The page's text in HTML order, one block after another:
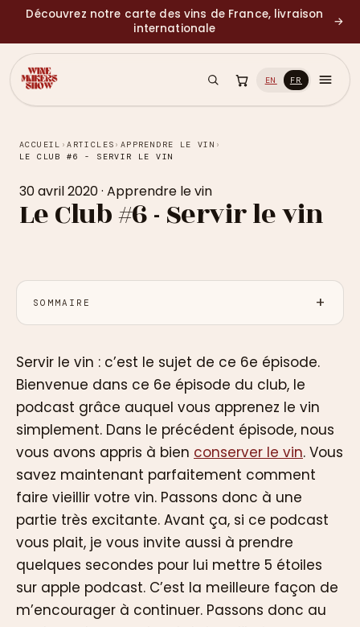
Découvrez notre carte des vins de France, livraison
internationale
→
EN FR
ACCUEIL ›ARTICLES › APPRENDRE LE VIN ›
LE CLUB #6 - SERVIR LE VIN
30 avril 2020· Apprendre le vin
Le Club #6 - Servir le vin
SOMMAIRE
Servir le vin : c’est le sujet de ce 6e épisode.
Bienvenue dans ce 6e épisode du club, le
podcast grâce auquel vous apprenez le vin
simplement. Dans le précédent épisode, nous
vous avons appris à bien conserver le vin. Vous
savez maintenant parfaitement comment
faire vieillir votre vin. Passons donc à une
partie très excitante. Avant ça, si ce podcast
vous plait, je vous invite aussi à prendre
quelques secondes pour lui mettre 5 étoiles
sur apple podcast. C’est la meilleure façon de
m’encourager à continuer. Passons donc au